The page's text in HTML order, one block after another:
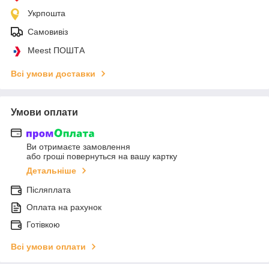
Укрпошта
Самовивіз
Meest ПОШТА
Всі умови доставки
Умови оплати
Ви отримаєте замовлення
або гроші повернуться на вашу картку
Детальніше
Післяплата
Оплата на рахунок
Готівкою
Всі умови оплати